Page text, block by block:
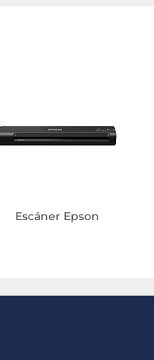
Escáner Epson